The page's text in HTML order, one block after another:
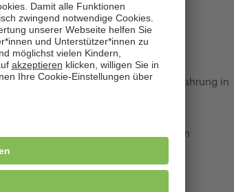
mit...
Sozialpädagogin (m/w/d) sowie Erfahrung in
eine berufsbegleitende
Kindern, Jugendlichen sowie deren
und Lebensfreude.